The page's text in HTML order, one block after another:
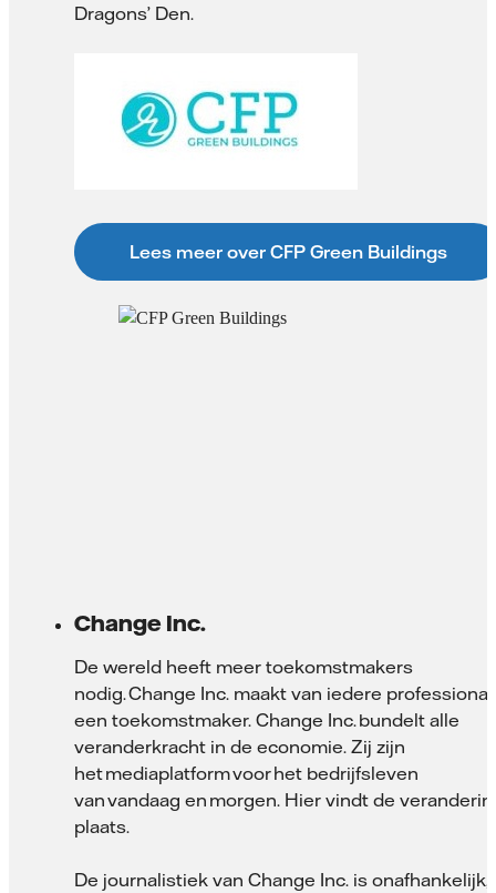
Dragons’ Den.
Lees meer over CFP Green Buildings
Change Inc.
De wereld heeft meer toekomstmakers
nodig. Change Inc. maakt van iedere professional
een toekomstmaker. Change Inc. bundelt alle
veranderkracht in de economie. Zij zijn
het mediaplatform voor het bedrijfsleven
van vandaag en morgen. Hier vindt de
plaats.
De journalistiek van Change Inc. is onafhankelijk,